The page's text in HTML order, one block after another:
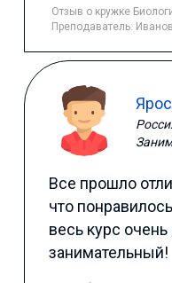
Отзыв о кружке
Преподаватель:
Все прошло
что
весь курс
занимательный!